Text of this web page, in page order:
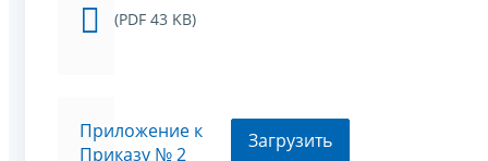
(PDF 43 KB)
Приложение к
Приказу № 2
Загрузить